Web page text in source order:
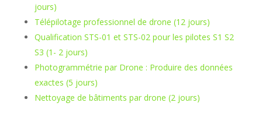
jours)
Télépilotage professionnel de drone (12 jours)
Qualification STS-01 et STS-02 pour les pilotes S1 S2
S3 (1- 2 jours)
Photogrammétrie par Drone : Produire des données
exactes (5 jours)
Nettoyage de bâtiments par drone (2 jours)